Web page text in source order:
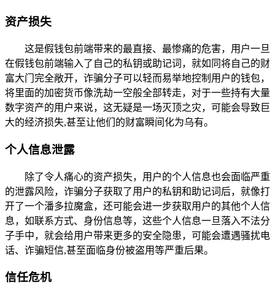
资产损失
这是假钱包前端带来的最直接、最惨痛的危害，用户一旦
在假钱包前端输入了自己的私钥或助记词，就如同将自己的财
富大门完全敞开，诈骗分子可以轻而易举地控制用户的钱包，
将里面的加密货币像洗劫一空般全部转走，对于一些持有大量
数字资产的用户来说，这无疑是一场灭顶之灾，可能会导致巨
大的经济损失,甚至让他们的财富瞬间化为乌有。
个人信息泄露
除了令人痛心的资产损失，用户的个人信息也会面临严重
的泄露风险，诈骗分子获取了用户的私钥和助记词后，就像打
开了一个潘多拉魔盒，还可能会进一步获取用户的其他个人信
息，如联系方式、身份信息等，这些个人信息一旦落入不法分
子手中，就会给用户带来更多的安全隐患，可能会遭遇骚扰电
话、诈骗短信,甚至面临身份被盗用等严重后果。
信任危机